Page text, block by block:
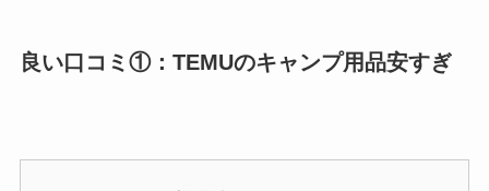
良い口コミ①：TEMUのキャンプ用品安すぎ